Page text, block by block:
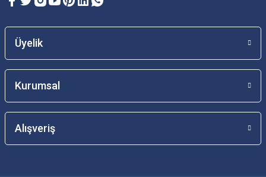
Üyelik
Kurumsal
Alışveriş